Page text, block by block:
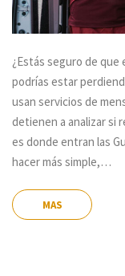
¿Estás seguro de
podrías estar
usan servicios de
detienen a analizar si
es donde entran las
hacer más simple,…
MAS